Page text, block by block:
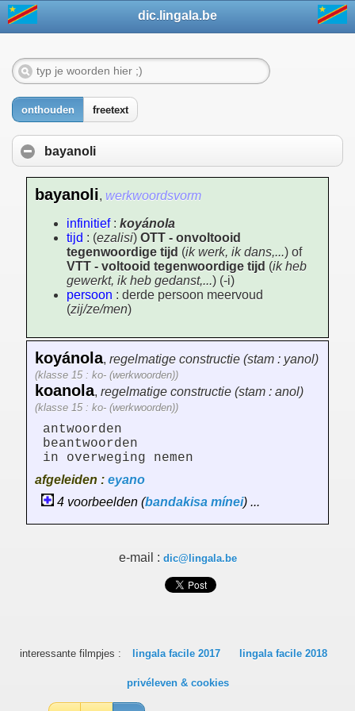
dic.lingala.be
onthouden freetext
bayanoli
bayanoli, werkwoordsvorm
infinitief: koyánola
tijd : (ezalisi) OTT - onvoltooid
tegenwoordige tijd (ik werk, ik dans,...) of
VTT - voltooid tegenwoordige tijd (ik heb
gewerkt, ik heb gedanst,...) (-i)
persoon : derde persoon meervoud
(zij/ze/men)
koyánola, regelmatige constructie (stam : yanol)
(klasse 15 : ko- (werkwoorden))
koanola, regelmatige constructie (stam : anol)
(klasse 15 : ko- (werkwoorden))
antwoorden
beantwoorden
in overweging nemen
afgeleiden : eyano
4 voorbeelden (bandakisa mínei) ...
e-mail : dic@lingala.be
interessante filmpjes : lingala facile 2017 lingala facile 2018
privéleven & cookies